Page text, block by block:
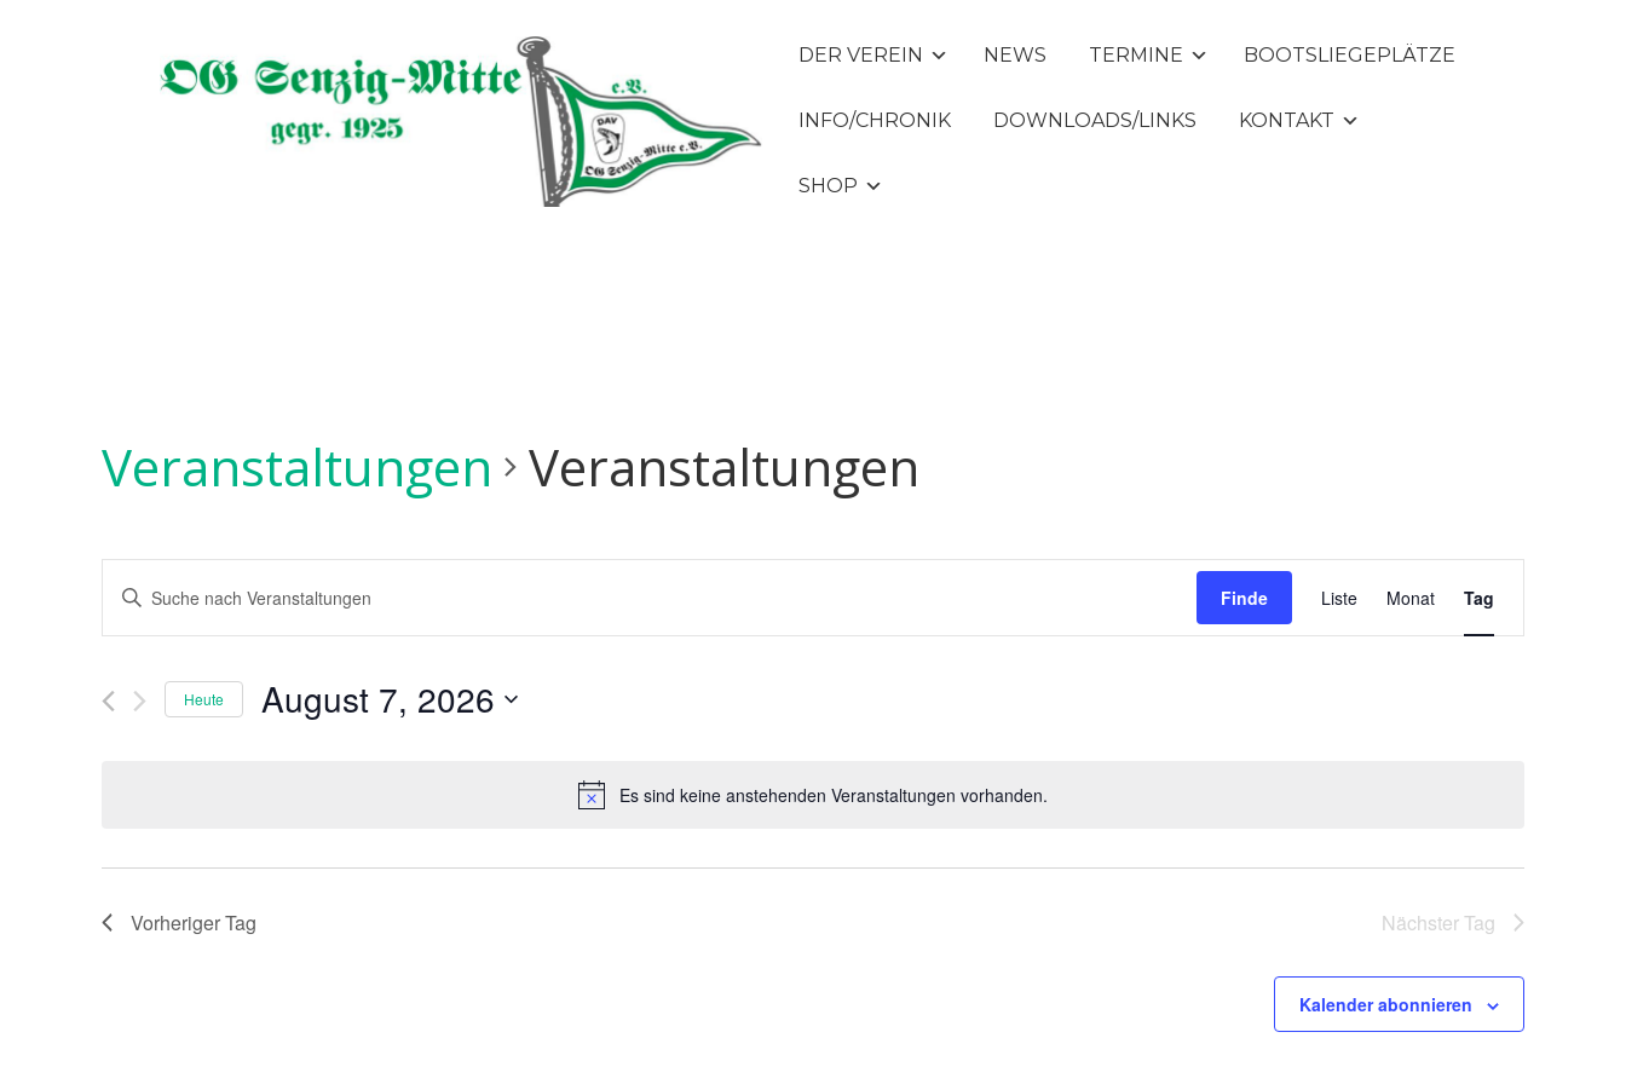
DER VEREIN NEWS TERMINE BOOTSLIEGEPLÄTZE
INFO/CHRONIK DOWNLOADS/LINKS KONTAKT
SHOP
Es sind keine anstehenden Veranstaltungen vorhanden.
Veranstaltungen Veranstaltungen
Suche
und
Ansichten,
Navigation
Schlüsselwort
Suche
Veranstaltungen
Schlüsselwort.
Finde
Ansichten-
Navigation
Liste Monat Tag
Heute August 7, 2026
Vorheriger Tag Nächster Tag
Kalender abonnieren